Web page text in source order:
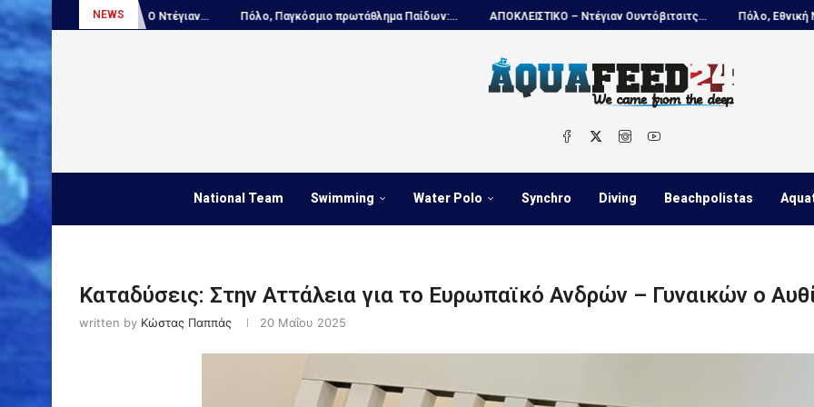
NEWS
– Ο Ντέγιαν... Πόλο, Παγκόσμιο πρωτάθλημα Παίδων:... ΑΠΟΚΛΕΙΣΤΙΚΟ – Ντέγιαν Ουντόβιτσιτς... Πόλο, Εθνική Νέων Ανδρών...
National Team Swimming Water Polo Synchro Diving Beachpolistas
Καταδύσεις: Στην Αττάλεια για το Ευρωπαϊκό Ανδρών – Γυναικών ο
written by Κώστας Παππάς 20 Μαΐου 2025